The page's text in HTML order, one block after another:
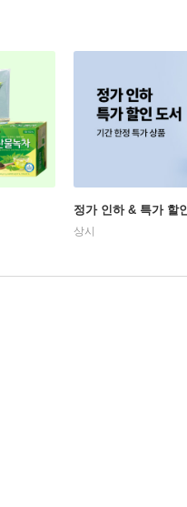
정가 인하 & 특가 할
상시